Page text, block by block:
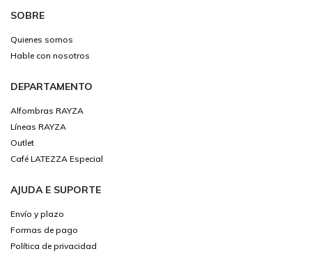
SOBRE
Quienes somos
Hable con nosotros
DEPARTAMENTO
Alfombras RAYZA
Líneas RAYZA
Outlet
Café LATEZZA Especial
AJUDA E SUPORTE
Envío y plazo
Formas de pago
Política de privacidad